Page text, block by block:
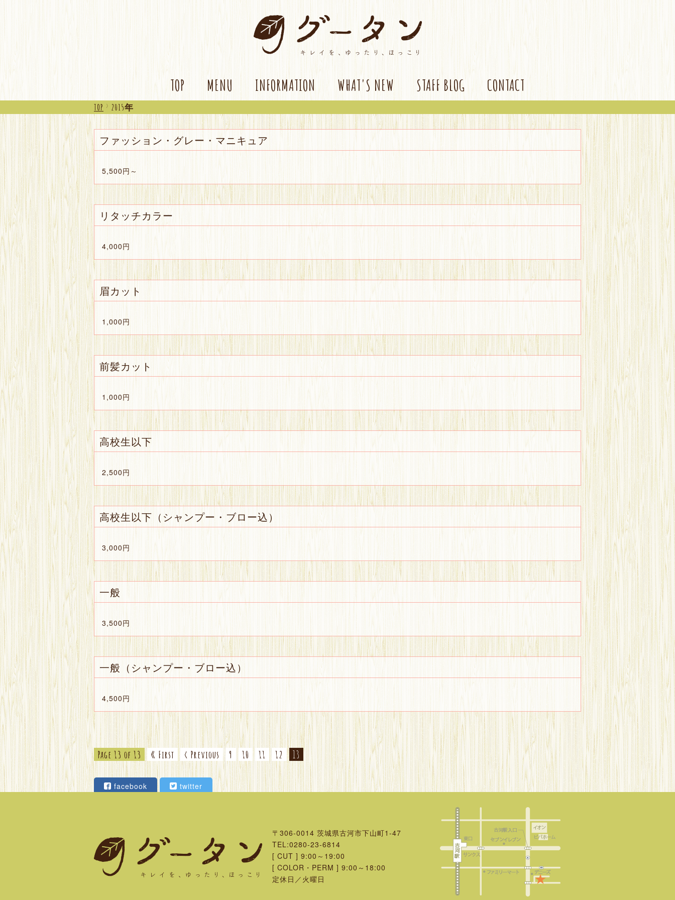
TOP MENU INFORMATION WHAT'S NEW STAFF BLOG CONTACT
TOP > 2015年
ファッション・グレー・マニキュア
5,500円～
リタッチカラー
4,000円
眉カット
1,000円
前髪カット
1,000円
高校生以下
2,500円
高校生以下（シャンプー・ブロー込）
3,000円
一般
3,500円
一般（シャンプー・ブロー込）
4,500円
Page 13 of 13 « First ‹ Previous 9 10 11 12 13
facebook twitter
〒306-0014 茨城県古河市下山町1-47
TEL:0280-23-6814
[ CUT ] 9:00～19:00
[ COLOR・PERM ] 9:00～18:00
定休日／火曜日